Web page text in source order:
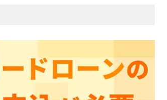
き、公平性を担保した情報提供を行っていま